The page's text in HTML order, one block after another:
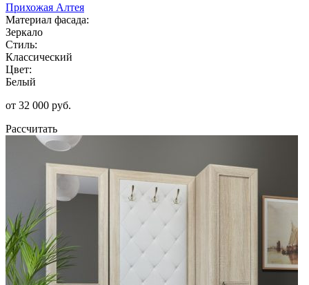
Прихожая Алтея
Материал фасада:
Зеркало
Стиль:
Классический
Цвет:
Белый
от 32 000 руб.
Рассчитать